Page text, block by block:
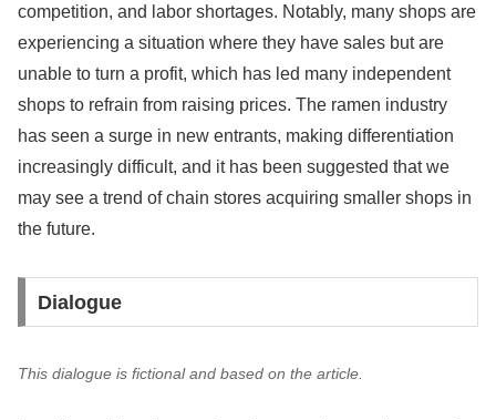
competition, and labor shortages. Notably, many shops are
experiencing a situation where they have sales but are
unable to turn a profit, which has led many independent
shops to refrain from raising prices. The ramen industry
has seen a surge in new entrants, making differentiation
increasingly difficult, and it has been suggested that we
may see a trend of chain stores acquiring smaller shops in
the future.
Dialogue
This dialogue is fictional and based on the article.